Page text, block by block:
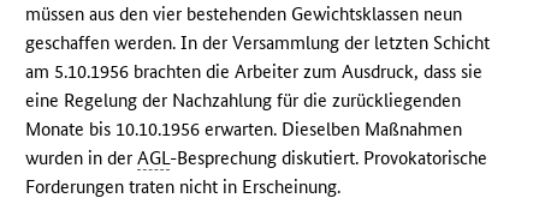
müssen aus den vier bestehenden Gewichtsklassen neun
geschaffen werden. In der Versammlung der letzten Schicht
am 5.10.1956 brachten die Arbeiter zum Ausdruck, dass sie
eine Regelung der Nachzahlung für die zurückliegenden
Monate bis 10.10.1956 erwarten. Dieselben Maßnahmen
wurden in derAGL-Besprechung diskutiert. Provokatorische
Forderungen traten nicht in Erscheinung.